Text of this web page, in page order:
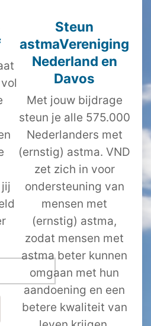
Steun
astmaVereniging
Nederland en
Davos
Met jouw bijdrage
steun je alle 575.000
Nederlanders met
(ernstig) astma. VND
zet zich in voor
ondersteuning van
mensen met
(ernstig) astma,
zodat mensen met
astma beter kunnen
omgaan met hun
aandoening en een
betere kwaliteit van